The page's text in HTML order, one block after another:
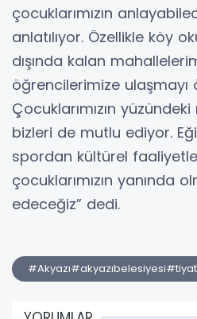
çocuklarımızın
anlatılıyor. Özellikle köy
dışında kalan
öğrencilerimize ulaşmayı
Çocuklarımızın
bizleri de mutlu ediyor.
spordan kültürel
çocuklarımızın yanında
edeceğiz” dedi.